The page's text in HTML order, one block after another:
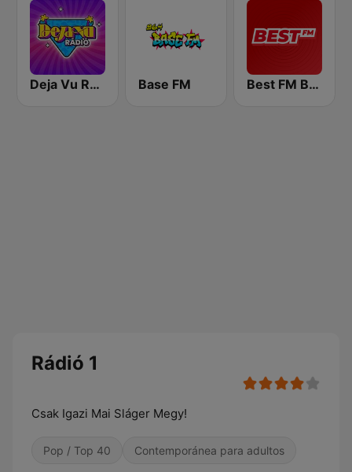
Deja Vu Rádió Base FM Best FM Budapest
Rádió 1
Csak Igazi Mai Sláger Megy!
Pop / Top 40 Contemporánea para adultos